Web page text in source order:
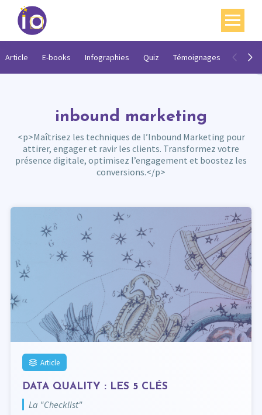
Vos enjeux
Ressources
Agenda
English
Article E-books Infographies Quiz Témoignages Vidéos
inbound marketing
<p>Maîtrisez les techniques de l’Inbound Marketing pour
attirer, engager et ravir les clients. Transformez votre
présence digitale, optimisez l’engagement et boostez les
conversions.</p>
Article
DATA QUALITY : LES 5 CLÉS
La "Checklist"